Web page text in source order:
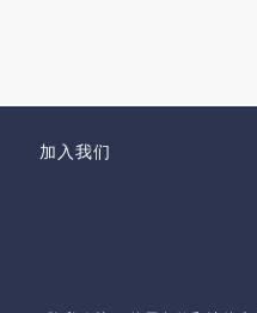
加入我们